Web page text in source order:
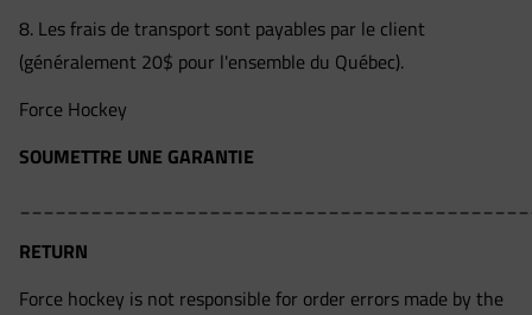
8. Les frais de transport sont payables par le client
(généralement 20$ pour l'ensemble du Québec).
Force Hockey
SOUMETTRE UNE GARANTIE
RETURN
Force hockey is not responsible for order errors made by the